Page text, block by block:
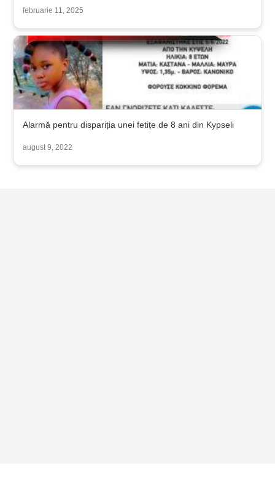
februarie 11, 2025
Alarmă pentru dispariția unei fetițe de 8 ani din Kypseli
august 9, 2022